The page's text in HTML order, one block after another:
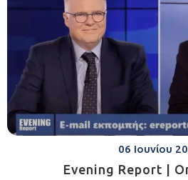
06 Ιουνίου
Evening Report |